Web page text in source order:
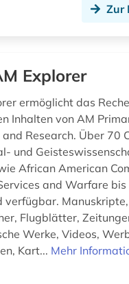
Zur
Explorer
ermöglicht das
Inhalten von AM
Research. Über 70
und
African American
and Warfare bis
verfügbar.
Flugblätter,
Werke, Videos,
Kart... Mehr